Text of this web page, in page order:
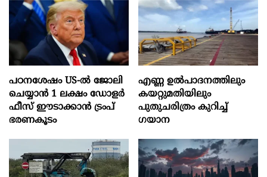
പഠനശേഷം US-ൽ ജോലി
ചെയ്യാൻ 1 ലക്ഷം ഡോളർ
ഫീസ് ഈടാക്കാൻ ട്രംപ്
ഭരണകൂടം
എണ്ണ ഉൽപാദനത്തിലും
കയറ്റുമതിയിലും
പുതുചരിത്രം കുറിച്ച്
ഗയാന